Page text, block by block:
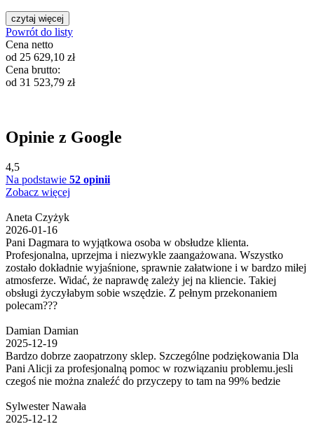
czytaj więcej
Powrót do listy
Cena netto
od 25 629,10 zł
Cena brutto:
od 31 523,79 zł
Opinie z Google
4,5
Na podstawie 52 opinii
Zobacz więcej
Aneta Czyżyk
2026-01-16
Pani Dagmara to wyjątkowa osoba w obsłudze klienta.
Profesjonalna, uprzejma i niezwykle zaangażowana. Wszystko
zostało dokładnie wyjaśnione, sprawnie załatwione i w bardzo miłej
atmosferze. Widać, że naprawdę zależy jej na kliencie. Takiej
obsługi życzyłabym sobie wszędzie. Z pełnym przekonaniem
polecam???
Damian Damian
2025-12-19
Bardzo dobrze zaopatrzony sklep. Szczególne podziękowania Dla
Pani Alicji za profesjonalną pomoc w rozwiązaniu problemu.jesli
czegoś nie można znaleźć do przyczepy to tam na 99% bedzie
Sylwester Nawała
2025-12-12